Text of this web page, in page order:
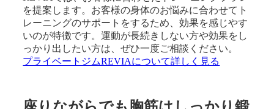
を提案します。お客様の身体のお悩みに合わせてト
レーニングのサポートをするため、効果を感じやす
いのが特徴です。運動が長続きしない方や効果をし
っかり出したい方は、ぜひ一度ご相談ください。
プライベートジムREVIAについて詳しく見る